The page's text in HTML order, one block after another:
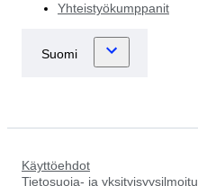
Yhteistyökumppanit
Käyttöehdot
Tietosuoja- ja